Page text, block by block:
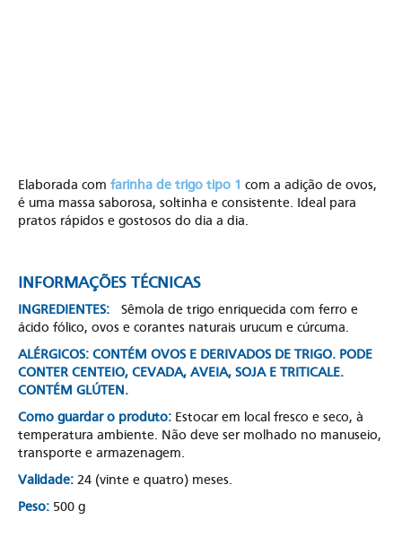
Elaborada com farinha de trigo tipo 1 com a adição de ovos,
é uma massa saborosa, soltinha e consistente. Ideal para
pratos rápidos e gostosos do dia a dia.
INFORMAÇÕES TÉCNICAS
INGREDIENTES:
Sêmola de trigo enriquecida com ferro e
ácido fólico, ovos e corantes naturais urucum e cúrcuma.
ALÉRGICOS: CONTÉM OVOS E DERIVADOS DE TRIGO. PODE
CONTER CENTEIO, CEVADA, AVEIA, SOJA E TRITICALE.
CONTÉM GLÚTEN.
Como guardar o produto: Estocar em local fresco e seco, à
temperatura ambiente. Não deve ser molhado no manuseio,
transporte e armazenagem.
Validade: 24 (vinte e quatro) meses.
Peso: 500 g